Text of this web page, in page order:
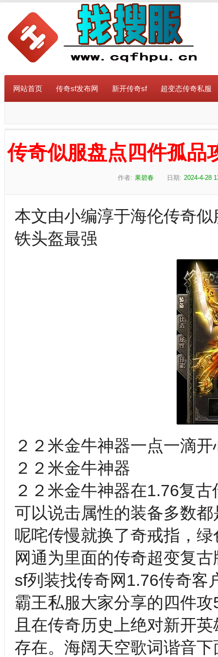
网站首页 传奇sf发布网 新开传奇sf 超变态传奇私服
传奇似服盘点四件孤品
作者: 果碧春 日期: 2024-4-28
本文由小编淳于海伦传奇
铁头盔最强
２２米金牛神器一点一滴
２２米金牛神器
２２米金牛神器在1.76复
可以说击属性的装备多数
呢咤传慢就换了奇戒指，
网通为里面的传奇超变复
sf列装找传奇网1.76传奇客
霸王私服大家分享的四件
且在传奇历史上绝对新开
存在。海阔天空歌词谐音